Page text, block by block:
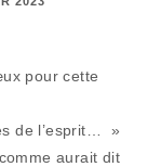
pour cette
de l’esprit… »
aurait dit